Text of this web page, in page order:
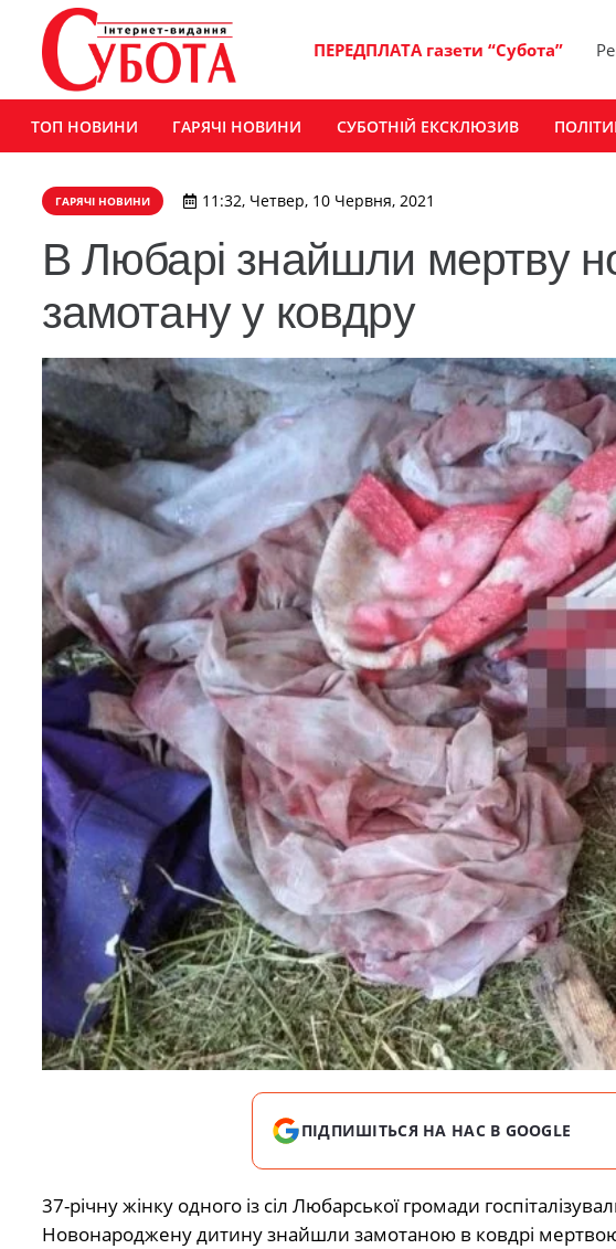
ПЕРЕДПЛАТА газети “Субота”
ТОП НОВИНИ ГАРЯЧІ НОВИНИ СУБОТНІЙ ЕКСКЛЮЗИВ
ГАРЯЧІ НОВИНИ 11:32, Четвер, 10 Червня, 2021
В Любарі знайшли мертву
замотану у ковдру
ПІДПИШІТЬСЯ НА НАС В GOOGLE
37-річну жінку одного із сіл Любарської громади
Новонароджену дитину знайшли замотаною в ковдрі